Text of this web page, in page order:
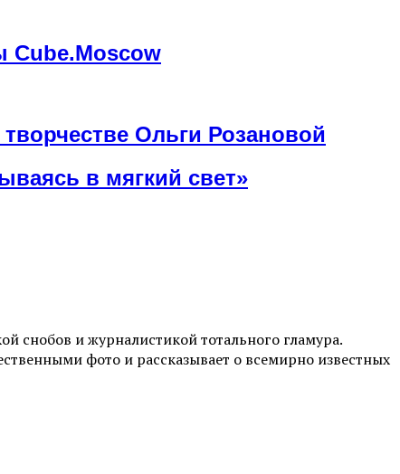
Cube.Moscow
Ольги Розановой
в мягкий свет»
снобов и журналистикой тотального гламура.
фото и рассказывает о всемирно известных